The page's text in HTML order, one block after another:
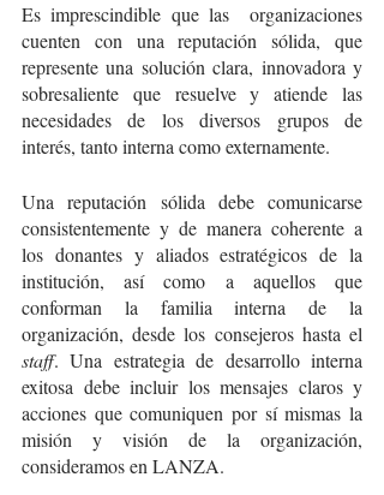
Es imprescindible que las  organizaciones
cuenten con una reputación sólida, que
represente una solución clara, innovadora y
sobresaliente que resuelve y atiende las
necesidades de los diversos grupos de
interés, tanto interna como externamente.
Una reputación sólida debe comunicarse
consistentemente y de manera coherente a
los donantes y aliados estratégicos de la
institución, así como a aquellos que
conforman la familia interna de la
staff. Una estrategia de desarrollo interna
exitosa debe incluir los mensajes claros y
acciones que comuniquen por sí mismas la
misión y visión de la organización,
consideramos en LANZA.